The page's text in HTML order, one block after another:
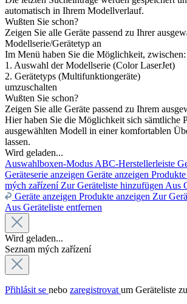
automatisch in Ihrem Modellverlauf.
Wußten Sie schon?
Zeigen Sie alle Geräte passend zu Ihrer
Modellserie/Gerätetyp an
Im Menü haben Sie die Möglichkeit, zwischen:
1. Auswahl der Modellserie (Color LaserJet)
2. Gerätetyps (Multifunktiongeräte)
umzuschalten
Wußten Sie schon?
Zeigen Sie alle Geräte passend zu Ihrem
Hier haben Sie die Möglichkeit sich sämtliche
ausgewählten Modell in einer komfortablen
lassen.
Wird geladen...
Auswahlboxen-Modus ABC-Herstellerleiste
Geräteserie anzeigen Geräte anzeigen
mých zařízení Zur Geräteliste hinzufügen Aus
Geräte anzeigen Produkte anzeigen Zur
Aus Geräteliste entfernen
Wird geladen...
Seznam mých zařízení
Přihlásit se nebo zaregistrovat um Geräteliste